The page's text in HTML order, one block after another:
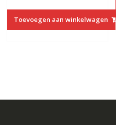
Toevoegen aan winkelwagen